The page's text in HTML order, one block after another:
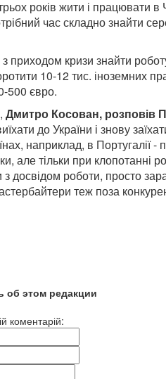
років жити і працювати
час складно знайти
приходом кризи знайти
10-12 тис. іноземних
500 євро.
Дмитро Косован, розповів
до України і знову
наприклад, в Португалії
тільки при клопотанні
досвідом роботи, просто
теж поза
об этом редакции
коментарій: